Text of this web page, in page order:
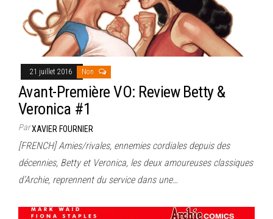
21 juillet 2016 Non
Avant-Première VO: Review Betty &
Veronica #1
ParXAVIER FOURNIER
[FRENCH] Amies/rivales, ennemies cordiales depuis des
décennies, Betty et Veronica, les deux amoureuses classiques
d’Archie, reprennent du service dans une…